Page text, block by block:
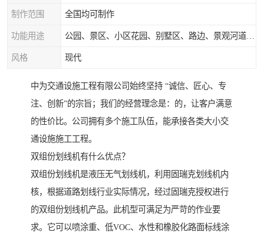
制作范围 全国均可制作
功能用途
风格 现代
中为交通设施工程有限公司始终坚持 “诚信、匠心、专
注、创新”的宗旨；我们的经营理念是：的，让客户满意
的性价比。公司拥有多个施工队伍，能承接各类大小交
通设施施工工程。
双组份划线机有什么优点？
双组份划线机是液压无气划线机，利用固瑞克划线机内
核，根据道路划线行业实际情况，经过固瑞克授权进行
的双组份划线机产品。此机型可满足为严苛的作业要
求。它可以喷涂重、低VOC、水性和橡胶化路面标线涂